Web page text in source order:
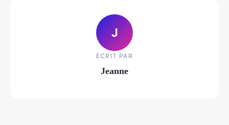
J
ECRIT PAR
Jeanne